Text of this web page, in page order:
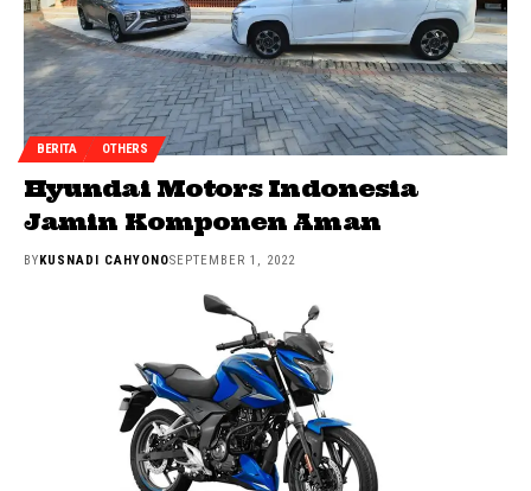
BERITA OTHERS
Hyundai Motors Indonesia
Jamin Komponen Aman
BYKUSNADI CAHYONOSEPTEMBER 1, 2022